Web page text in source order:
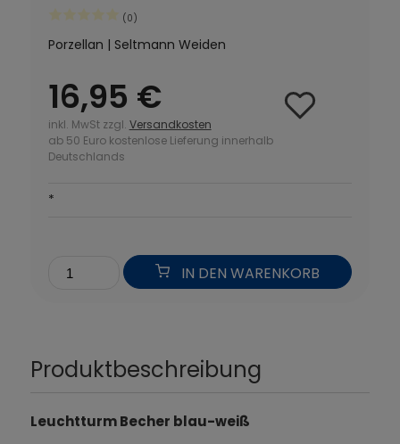
(0)
Porzellan | Seltmann Weiden
16,95 €
inkl. MwSt zzgl. Versandkosten
ab 50 Euro kostenlose Lieferung innerhalb
Deutschlands
*
IN DEN WARENKORB
Produktbeschreibung
Leuchtturm Becher blau-weiß